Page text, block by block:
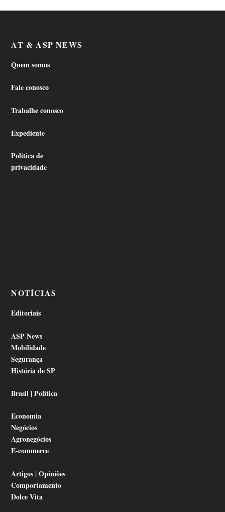
AT & ASP NEWS
Quem somos
Fale conosco
Trabalhe conosco
Expediente
Política de
privacidade
NOTÍCIAS
Editoriais
ASP News
Mobilidade
Segurança
História de SP
Brasil | Política
Economia
Negócios
Agronegócios
E-commerce
Artigos | Opiniões
Comportamento
Dolce Vita